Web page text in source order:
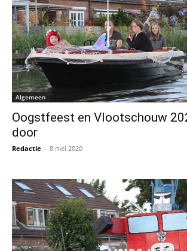
Algemeen
Oogstfeest en Vlootschouw
door
Redactie - 8 mei 2020